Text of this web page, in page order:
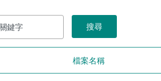
檔案名稱